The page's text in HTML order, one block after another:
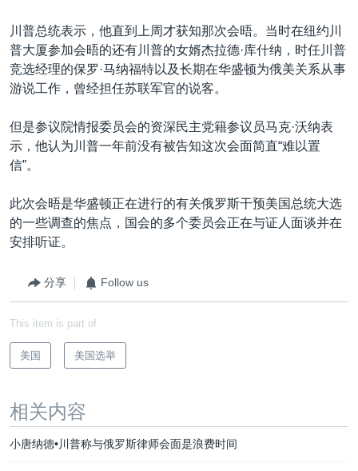
川普总统表示，他直到上周才获知那次会晤。当时在纽约川
普大厦参加会晤的还有川普的女婿杰拉德·库什纳，时任川普
竞选经理的保罗·马纳福特以及长期在华盛顿为俄美关系从事
游说工作，曾经担任苏联军官的说客。
但是参议院情报委员会的资深民主党籍参议员马克·沃纳表
示，他认为川普一年前没有被告知这次会面简直“难以置
信”。
此次会晤是华盛顿正在进行的有关俄罗斯干预美国总统大选
的一些调查的焦点，国会的多个委员会正在与证人面谈并在
安排听证。
分享 Follow us
This item is part of
美国 美国选举
相关内容
小唐纳德•川普称与俄罗斯律师会面是浪费时间